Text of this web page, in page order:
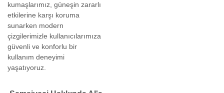
kumaşlarımız, güneşin zararlı
etkilerine karşı koruma
sunarken modern
çizgilerimizle kullanıcılarımıza
güvenli ve konforlu bir
kullanım deneyimi
yaşatıyoruz.